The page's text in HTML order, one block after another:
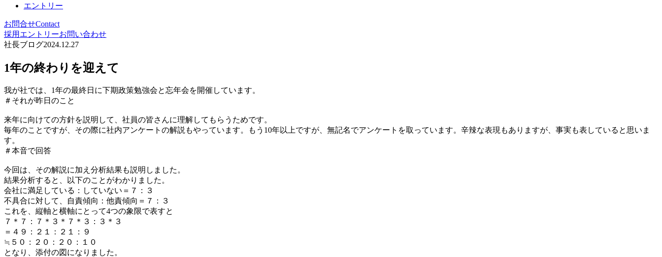
エントリー
お問合せContact
採用エントリーお問い合わせ
社長ブログ2024.12.27
1年の終わりを迎えて
我が社では、1年の最終日に下期政策勉強会と忘年会を開催しています。
＃それが昨日のこと
来年に向けての方針を説明して、社員の皆さんに理解してもらうためです。
毎年のことですが、その際に社内アンケートの解説もやっています。もう10年以上ですが、無記名でアンケートを取っています。辛辣な表現もありますが、事実も表していると思いま
す。
＃本音で回答
今回は、その解説に加え分析結果も説明しました。
結果分析すると、以下のことがわかりました。
会社に満足している：していない＝７：３
不具合に対して、自責傾向：他責傾向＝７：３
これを、縦軸と横軸にとって4つの象限で表すと
７＊７：７＊３＊７＊３：３＊３
＝４９：２１：２１：９
≒５０：２０：２０：１０
となり、添付の図になりました。